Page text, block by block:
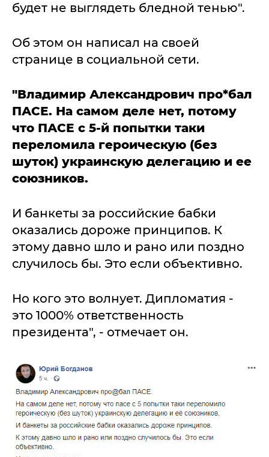
будет не выглядеть бледной тенью".
Об этом он написал на своей
странице в социальной сети.
"Владимир Александрович про*бал
ПАСЕ. На самом деле нет, потому
что ПАСЕ с 5-й попытки таки
переломила героическую (без
шуток) украинскую делегацию и ее
союзников.
И банкеты за российские бабки
оказались дороже принципов. К
этому давно шло и рано или поздно
случилось бы. Это если объективно.
Но кого это волнует. Дипломатия -
это 1000% ответственность
президента", - отмечает он.